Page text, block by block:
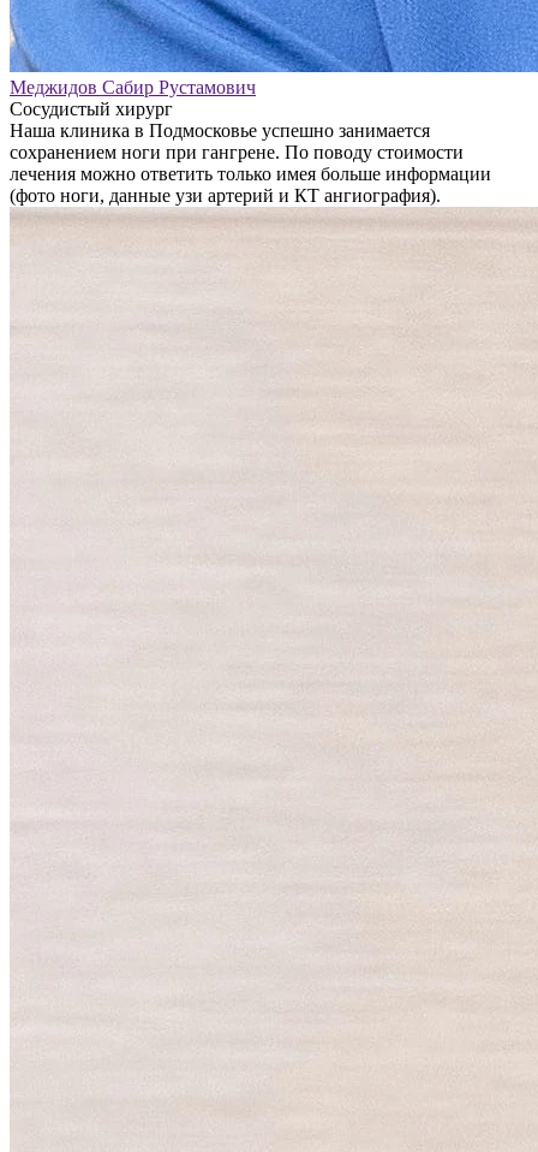
Меджидов Сабир Рустамович
Сосудистый хирург
Наша клиника в Подмосковье успешно занимается
сохранением ноги при гангрене. По поводу стоимости
лечения можно ответить только имея больше информации
(фото ноги, данные узи артерий и КТ ангиография).